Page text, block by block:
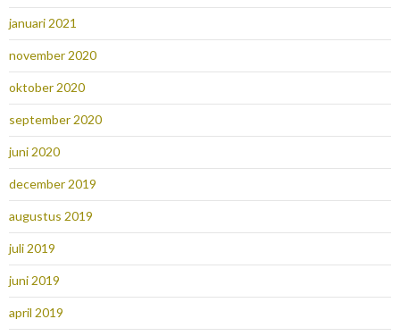
januari 2021
november 2020
oktober 2020
september 2020
juni 2020
december 2019
augustus 2019
juli 2019
juni 2019
april 2019